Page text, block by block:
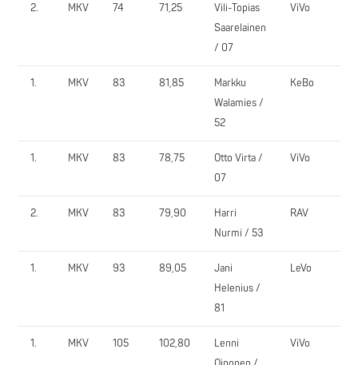
2. MKV 74 71,25
Vili-Topias
Saarelainen
/ 07
ViVo
1. MKV 83 81,85
Markku
Walamies /
52
KeBo
1. MKV 83 78,75
Otto Virta /
07
ViVo
2. MKV 83 79,90
Harri
Nurmi / 53
RAV
1. MKV 93 89,05
Jani
Helenius /
81
LeVo
1. MKV 105 102,80
Lenni
ViVo